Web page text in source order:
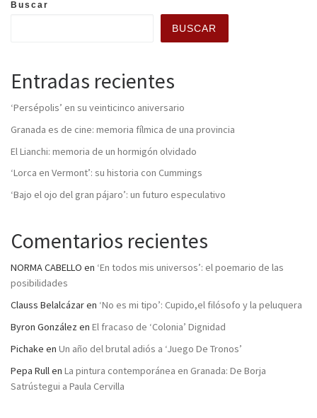
Buscar
BUSCAR
Entradas recientes
‘Persépolis’ en su veinticinco aniversario
Granada es de cine: memoria fílmica de una provincia
El Lianchi: memoria de un hormigón olvidado
‘Lorca en Vermont’: su historia con Cummings
‘Bajo el ojo del gran pájaro’: un futuro especulativo
Comentarios recientes
NORMA CABELLO en ‘En todos mis universos’: el poemario de las
posibilidades
Clauss Belalcázaren ‘No es mi tipo’: Cupido,el filósofo y la peluquera
Byron González en El fracaso de ‘Colonia’ Dignidad
Pichake en Un año del brutal adiós a ‘Juego De Tronos’
Pepa Rullen La pintura contemporánea en Granada: De Borja
Satrústegui a Paula Cervilla